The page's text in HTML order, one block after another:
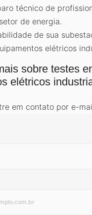
técnico de
de energia.
de sua
elétricos
sobre testes
elétricos
em contato por e-